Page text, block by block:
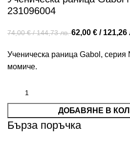
231096004
74,00€/ 144,73 лв.62,00 € / 121,26
Ученическа раница Gabol,
момиче.
ДОБАВЯНЕ В
Бърза поръчка